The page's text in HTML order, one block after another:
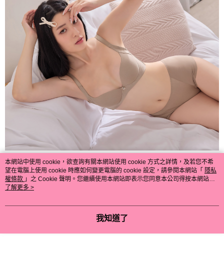
本網站中使用 cookie，欲查詢有關本網站使用 cookie 方式之詳情，及若您不希
望在電腦上使用 cookie 時應如何變更電腦的 cookie 設定，請參閱本網站「 隱私
權條款 」之 Cookie 聲明。您繼續使用本網站即表示您同意本公司得按本網站使
用條款之 Cookie 聲明使用 cookie。
了解更多 >
我知道了